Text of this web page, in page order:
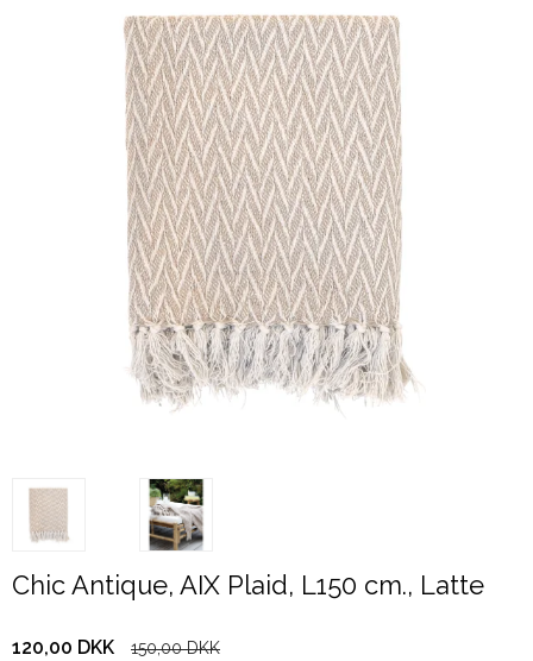
Chic Antique, AIX Plaid, L150 cm., Latte
120,00 DKK 150,00 DKK